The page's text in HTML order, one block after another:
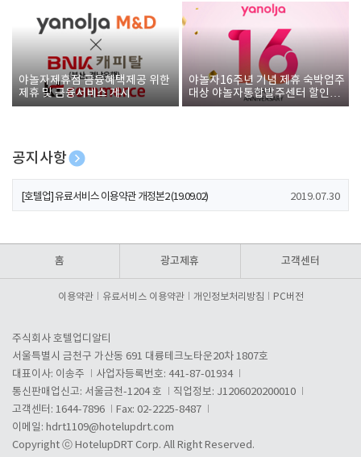
야놀자제휴점 금융혜택제공 위한
제휴 및 금융서비스 게시
야놀자16주년 기념 제휴 숙박업주
대상 야놀자통합발주센터 할인쿠
폰 증정
공지사항
[호텔업] 개인정보 처리방침 개정본1 (19.09.02)
[호텔업] 유료서비스 이용약관 개정본2 (19.09.02) 2019.07.30
홈 광고제휴 고객센터
이용약관 유료서비스 이용약관 개인정보처리방침 PC버전
주식회사 호텔업디알티
서울특별시 금천구 가산동 691 대륭테크노타운20차 1807호
대표이사: 이송주
사업자등록번호: 441-87-01934
통신판매업신고: 서울금천-1204 호
직업정보: J1206020200010
고객센터: 1644-7896
Fax: 02-2225-8487
이메일: hdrt1109@hotelupdrt.com
Copyright ⓒ HotelupDRT Corp. All Right Reserved.